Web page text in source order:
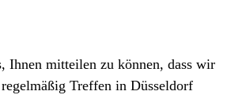
Ihnen mitteilen zu können, dass wir
Treffen in Düsseldorf